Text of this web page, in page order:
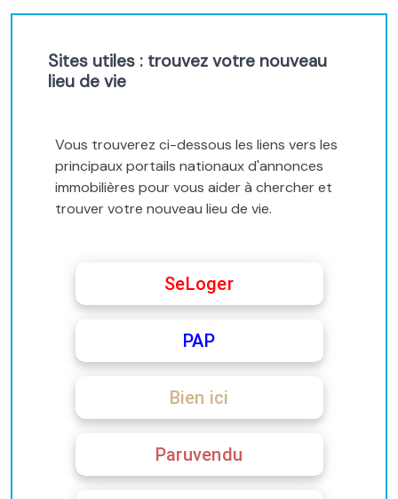
Sites utiles : trouvez votre nouveau
lieu de vie
Vous trouverez ci-dessous les liens vers les
principaux portails nationaux d'annonces
immobilières pour vous aider à chercher et
trouver votre nouveau lieu de vie.
SeLoger
PAP
Bien ici
Paruvendu